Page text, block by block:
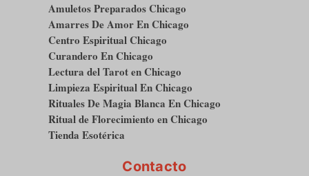
Amuletos Preparados Chicago
Amarres De Amor En Chicago
Centro Espiritual Chicago
Curandero En Chicago
Lectura del Tarot en Chicago
Limpieza Espiritual En Chicago
Rituales De Magia Blanca En Chicago
Ritual de Florecimiento en Chicago
Tienda Esotérica
Contacto